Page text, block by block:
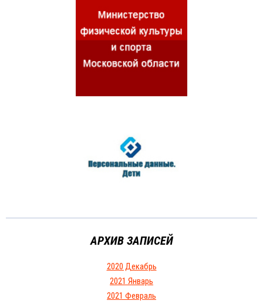
АРХИВ ЗАПИСЕЙ
2020 Декабрь
2021 Январь
2021 Февраль